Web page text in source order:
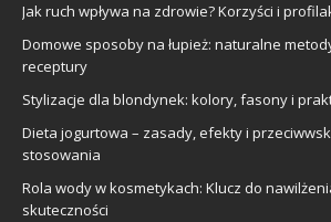
Jak ruch wpływa na zdrowie? Korzyści i
Domowe sposoby na łupież: naturalne
receptury
Stylizacje dla blondynek: kolory, fasony i
Dieta jogurtowa – zasady, efekty i
stosowania
Rola wody w kosmetykach: Klucz do
skuteczności